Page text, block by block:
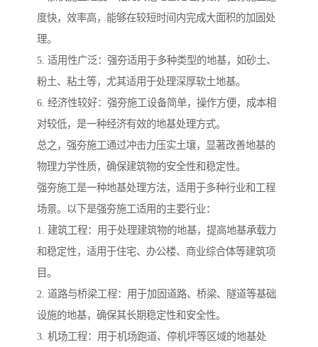
度快，效率高，能够在较短时间内完成大面积的加固处
理。
5. 适用性广泛：强夯适用于多种类型的地基，如砂土、
粉土、粘土等，尤其适用于处理深厚软土地基。
6. 经济性较好：强夯施工设备简单，操作方便，成本相
对较低，是一种经济有效的地基处理方式。
总之，强夯施工通过冲击力压实土壤，显著改善地基的
物理力学性质，确保建筑物的安全性和稳定性。
强夯施工是一种地基处理方法，适用于多种行业和工程
场景。以下是强夯施工适用的主要行业：
1. 建筑工程：用于处理建筑物的地基，提高地基承载力
和稳定性，适用于住宅、办公楼、商业综合体等建筑项
目。
2. 道路与桥梁工程：用于加固道路、桥梁、隧道等基础
设施的地基，确保其长期稳定性和安全性。
3. 机场工程：用于机场跑道、停机坪等区域的地基处